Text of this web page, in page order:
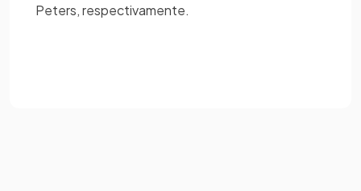
Peters, respectivamente.